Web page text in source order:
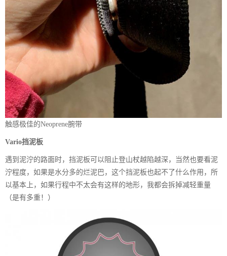
触感极佳的Neoprene腕带
Vario挡泥板
遇到泥泞的路面时，挡泥板可以阻止登山杖越陷越深，当然也要看泥
泞程度，如果是水分多的烂泥巴，这个挡泥板也起不了什么作用，所
以基本上，如果行程中不太会有这样的地形，我都会拆掉减轻重量
（是有多重！）